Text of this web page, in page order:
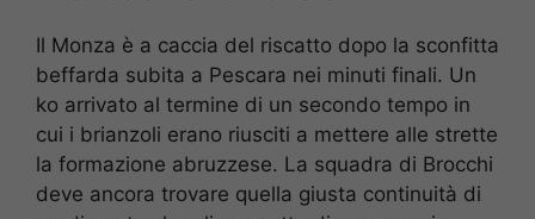
Il Monza è a caccia del riscatto dopo la sconfitta
beffarda subita a Pescara nei minuti finali. Un
ko arrivato al termine di un secondo tempo in
cui i brianzoli erano riusciti a mettere alle strette
la formazione abruzzese. La squadra di Brocchi
deve ancora trovare quella giusta continuità di